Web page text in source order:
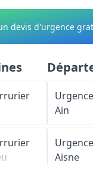
devis d'urgence
Ain
Aisne